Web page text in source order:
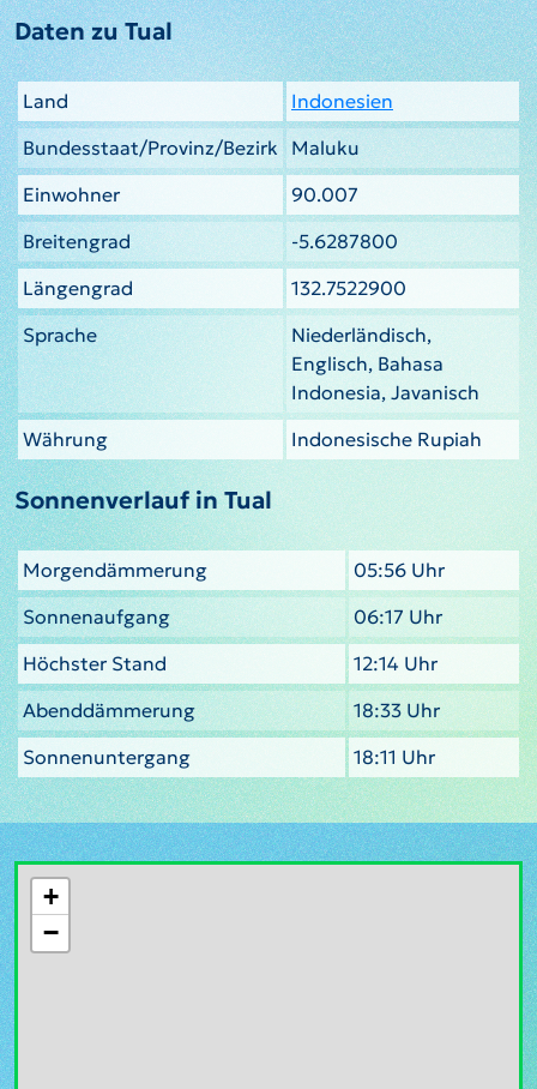
Daten zu Tual
Land
Indonesien
Bundesstaat/Provinz/Bezirk
Maluku
Einwohner
90.007
Breitengrad
-5.6287800
Längengrad
132.7522900
Sprache
Niederländisch,
Englisch, Bahasa
Indonesia, Javanisch
Währung
Indonesische Rupiah
Sonnenverlauf in Tual
Morgendämmerung
05:56 Uhr
Sonnenaufgang
06:17 Uhr
Höchster Stand
12:14 Uhr
Abenddämmerung
18:33 Uhr
Sonnenuntergang
18:11 Uhr
+
−